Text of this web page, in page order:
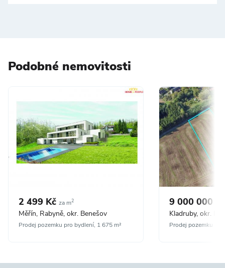
Podobné nemovitosti
2 499 Kč za m2
Měřín, Rabyně, okr. Benešov
Prodej pozemku pro bydlení, 1 675 m²
9 000 000
Kladruby, okr.
Prodej pozemku